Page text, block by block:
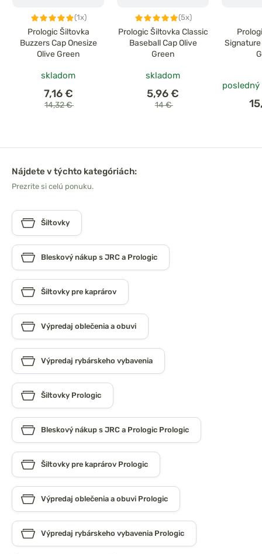
(1x)
Prologic Šiltovka
Buzzers Cap Onesize
Olive Green
skladom
7,16 €
14,32 €
(5x)
Prologic Šiltovka Classic
Baseball Cap Olive
Green
skladom
5,96 €
14 €
Nájdete v týchto kategóriách:
Prezrite si celú ponuku.
Šiltovky
Bleskový nákup s JRC a Prologic
Šiltovky pre kaprárov
Výpredaj oblečenia a obuvi
Výpredaj rybárskeho vybavenia
Šiltovky Prologic
Bleskový nákup s JRC a Prologic Prologic
Šiltovky pre kaprárov Prologic
Výpredaj oblečenia a obuvi Prologic
Výpredaj rybárskeho vybavenia Prologic